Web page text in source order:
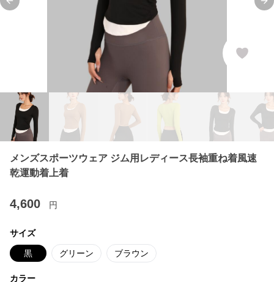
Previous slide
メンズスポーツウェア ジム用レディース長袖重ね着風速
乾運動着上着
4,600 円
サイズ
黒 グリーン ブラウン
カラー